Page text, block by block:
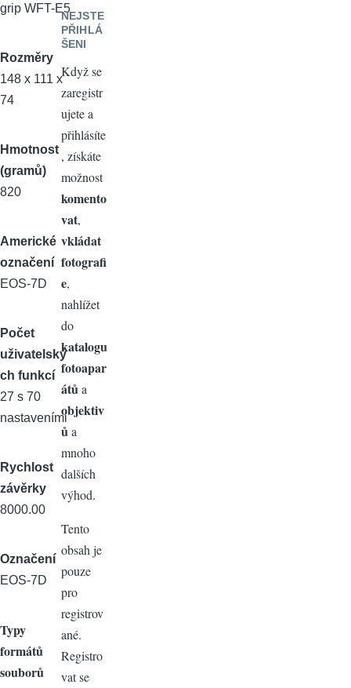
grip WFT-E5
Rozměry
148 x 111 x
74
Hmotnost
(gramů)
820
Americké
označení
EOS-7D
Počet
uživatelský
ch funkcí
27 s 70
nastaveními
Rychlost
závěrky
8000.00
Označení
EOS-7D
Typy
formátů
souborů
NEJSTE
PŘIHLÁ
ŠENI
Když se
zaregistr
ujete a
přihlásíte
, získáte
možnost
komento
vat,
vkládat
fotografi
e,
nahlížet
do
katalogu
fotoapar
átů a
objektiv
ů a
mnoho
dalších
výhod.
Tento
obsah je
pouze
pro
registrov
ané.
Registro
vat se